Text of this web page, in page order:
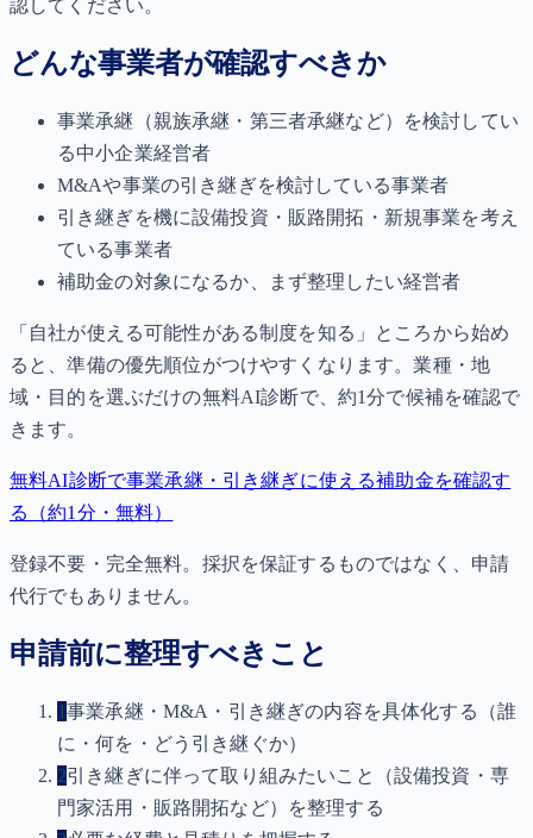
認してください。
どんな事業者が確認すべきか
事業承継（親族承継・第三者承継など）を検討してい
る中小企業経営者
M&Aや事業の引き継ぎを検討している事業者
引き継ぎを機に設備投資・販路開拓・新規事業を考え
ている事業者
補助金の対象になるか、まず整理したい経営者
「自社が使える可能性がある制度を知る」ところから始め
ると、準備の優先順位がつけやすくなります。業種・地
域・目的を選ぶだけの無料AI診断で、約1分で候補を確認で
きます。
無料AI診断で事業承継・引き継ぎに使える補助金を確認す
る（約1分・無料）
登録不要・完全無料。採択を保証するものではなく、申請
代行でもありません。
申請前に整理すべきこと
1事業承継・M&A・引き継ぎの内容を具体化する（誰
に・何を・どう引き継ぐか）
2引き継ぎに伴って取り組みたいこと（設備投資・専
門家活用・販路開拓など）を整理する